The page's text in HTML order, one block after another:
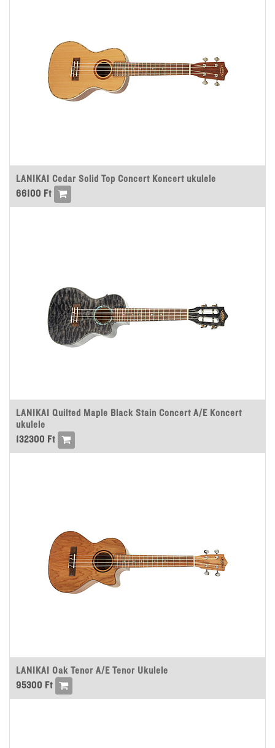
LANIKAI Cedar Solid Top Concert Koncert ukulele
66100 Ft
LANIKAI Quilted Maple Black Stain Concert A/E Koncert
ukulele
132300 Ft
LANIKAI Oak Tenor A/E Tenor Ukulele
95300 Ft